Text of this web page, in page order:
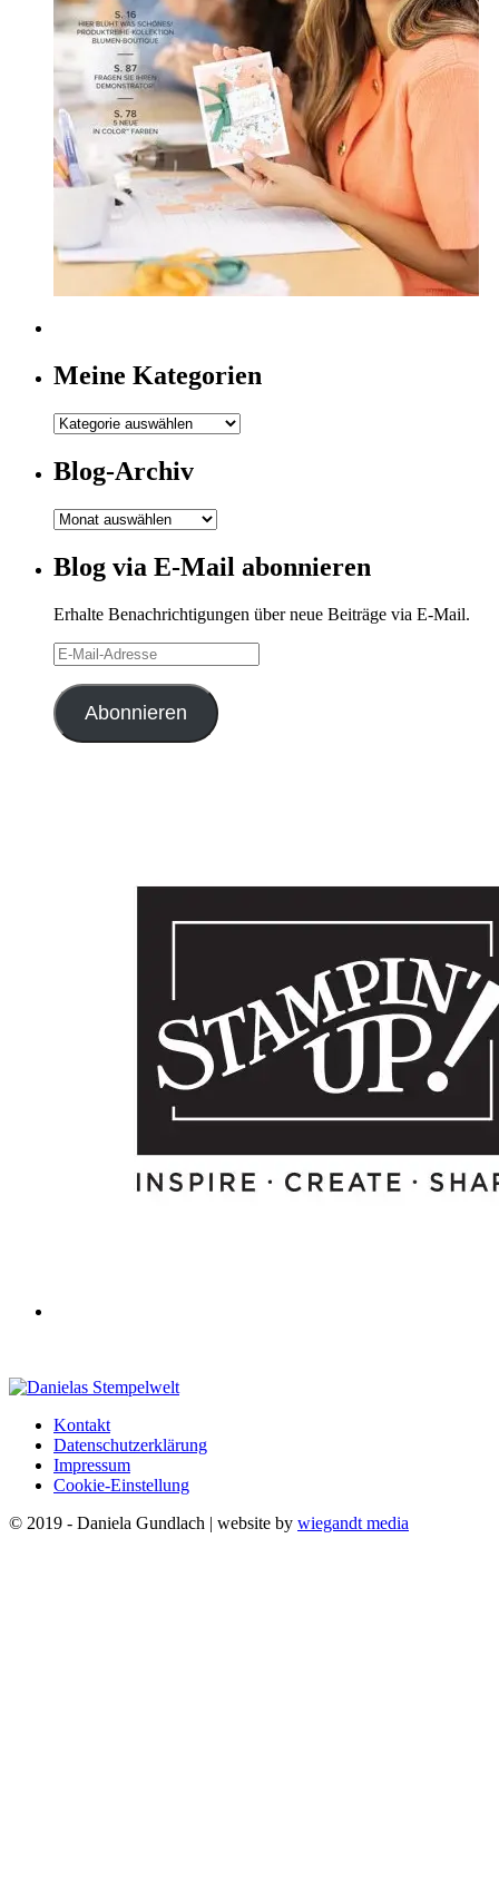
Meine Kategorien
Meine
Blog-Archiv
Blog-
Blog via E-Mail abonnieren
Erhalte Benachrichtigungen über neue Beiträge via E-Mail.
E-
Mail-
Adresse
Abonnieren
Kontakt
Datenschutzerklärung
Impressum
Cookie-Einstellung
© 2019 - Daniela Gundlach | website by wiegandt media